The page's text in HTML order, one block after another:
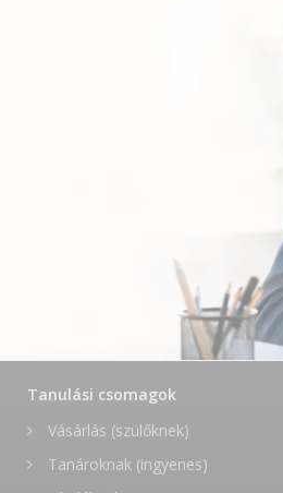
Tanulási csomagok
Vásárlás (szülőknek)
Tanároknak (ingyenes)